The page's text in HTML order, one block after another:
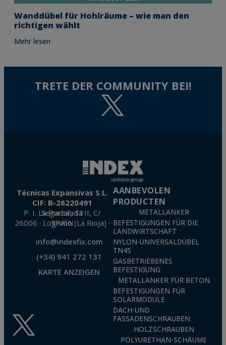
Wanddübel für Hohlräume – wie man den
richtigen wählt
Mehr lesen
TRETE DER COMMUNITY BEI!
Técnicas Expansivas S.L.
CIF: B-26220491
P. I. La Portalada II, C/ Segador, 13
26006 · Logroño (La Rioja) · SPAIN
info@indexfix.com
(+34) 941 272 131
KARTE ANZEIGEN
AANBEVOLEN
PRODUCTEN
METALLANKER
BEFESTIGUNGEN FÜR DIE
LANDWIRTSCHAFT
NYLON-UNIVERSALDÜBEL
TN4S
GASBETRIEBENES
BEFESTIGUNG
METALLANKER FÜR BETON
BEFESTIGUNGEN FÜR
SOLARMODULE
DACH-UND
FASSADENSCHRAUBEN
HOLZSCHRAUBEN
POLYURETHAN-SCHÄUME